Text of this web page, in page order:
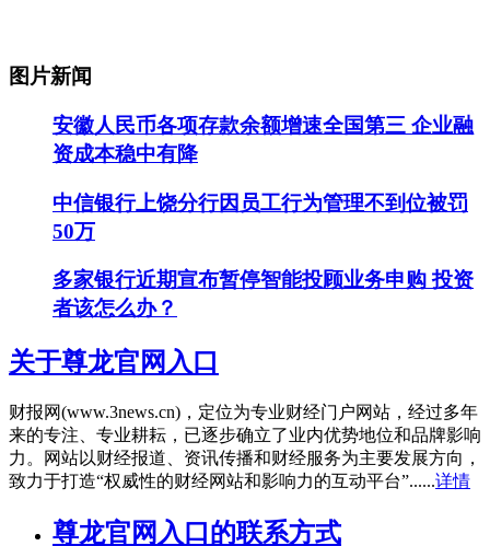
图片新闻
安徽人民币各项存款余额增速全国第三 企业融
资成本稳中有降
中信银行上饶分行因员工行为管理不到位被罚
50万
多家银行近期宣布暂停智能投顾业务申购 投资
者该怎么办？
关于尊龙官网入口
财报网(www.3news.cn)，定位为专业财经门户网站，经过多年
来的专注、专业耕耘，已逐步确立了业内优势地位和品牌影响
力。网站以财经报道、资讯传播和财经服务为主要发展方向，
致力于打造“权威性的财经网站和影响力的互动平台”......详情
尊龙官网入口的联系方式